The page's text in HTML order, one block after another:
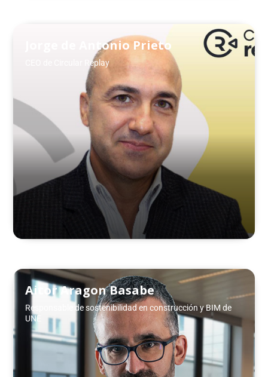
Jorge de Antonio Prieto
CEO de Circular Replay
Aitor Aragon Basabe
Responsable de sostenibilidad en construcción y BIM de
UNE